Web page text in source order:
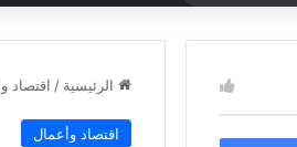
الرئيسية / اقتصاد
اقتصاد وأعمال